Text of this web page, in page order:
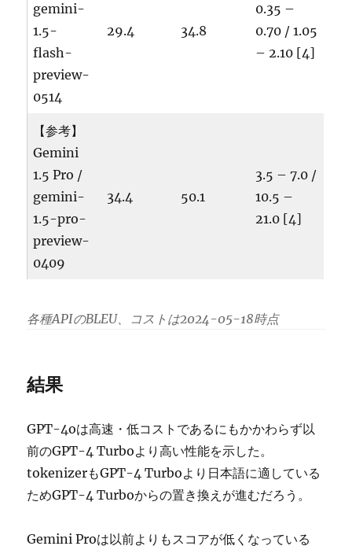
gemini-
1.5-
flash-
preview-
0514
29.4 34.8
0.35 –
0.70 / 1.05
– 2.10 [4]
【参考】
Gemini
1.5 Pro /
gemini-
1.5-pro-
preview-
0409
34.4 50.1
3.5 – 7.0 /
10.5 –
21.0 [4]
各種APIのBLEU、コストは2024-05-18時点
結果
GPT-4oは高速・低コストであるにもかかわらず以
前のGPT-4 Turboより高い性能を示した。
tokenizerもGPT-4 Turboより日本語に適している
ためGPT-4 Turboからの置き換えが進むだろう。
Gemini Proは以前よりもスコアが低くなっている